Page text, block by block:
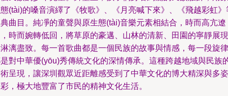
(tài)的嗓音演繹了《牧歌》、《月亮喊下來》、《飛越彩虹》
曲目。純凈的童聲與原生態(tài)音樂元素相結合，時而高亢遼
時而婉轉低回，將草原的豪邁、山林的清新、田園的寧靜展現
漓盡致。每一首歌曲都是一個民族的故事與情感，每一段旋律
對中華優(yōu)秀傳統文化的深情傳承。這種跨越地域與民族
呈現，讓深圳觀眾近距離感受到了中華文化的博大精深與多姿
，極大地豐富了市民的精神文化生活。